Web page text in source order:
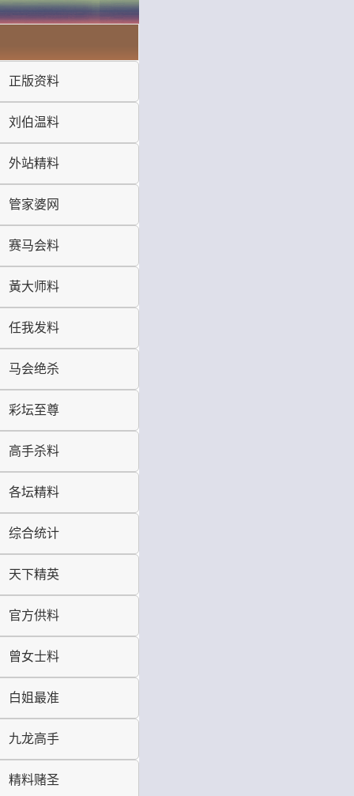
正版资料
刘伯温料
外站精料
管家婆网
赛马会料
黃大师料
任我发料
马会绝杀
彩坛至尊
高手杀料
各坛精料
综合统计
天下精英
官方供料
曾女士料
白姐最准
九龙高手
精料赌圣